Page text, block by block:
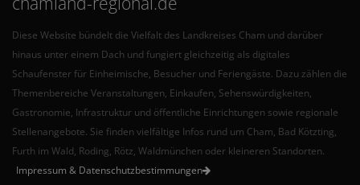
Diese Website bündelt die Vielfalt des Landkreises Cham und darüber
hinaus unter einem Dach und fungiert gleichzeitig als digitales
Schaufenster für Einheimische, Besucher und Feriengäste. Dazu zählen die
Themenbereiche Veranstaltungen, Einkaufen, Sehenswürdigkeiten,
Gastronomie, Infrastruktur und öffentliche Einrichtungen sowie regionale
Stellenangebote. Sie finden vielfältige Infos rund um Cham, Bad Kötzting,
Furth im Wald, Roding, Rötz, Waldmünchen oder kleineren Standorten.
Impressum & Datenschutzbestimmungen